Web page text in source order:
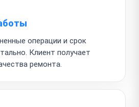
операции и срок
Клиент получает
ремонта.